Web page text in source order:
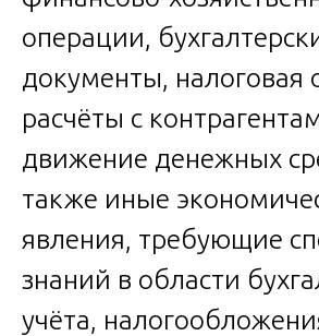
операции,
документы, налоговая
расчёты с
движение денежных
также иные
явления, требующие
знаний в области
учёта,